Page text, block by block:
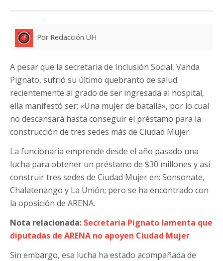
Por Redacción UH
A pesar que la secretaria de Inclusión Social, Vanda
Pignato, sufrió su último quebranto de salud
recientemente al grado de ser ingresada al hospital,
ella manifestó ser: «Una mujer de batalla», por lo cual
no descansará hasta conseguir el préstamo para la
construcción de tres sedes más de Ciudad Mujer.
La funcionaria emprende desde el año pasado una
lucha para obtener un préstamo de $30 millones y así
construir tres sedes de Ciudad Mujer en: Sonsonate,
Chalatenango y La Unión; pero se ha encontrado con
la oposición de ARENA.
Nota relacionada: Secretaria Pignato lamenta que
diputadas de ARENA no apoyen Ciudad Mujer
Sin embargo, esa lucha ha estado acompañada de